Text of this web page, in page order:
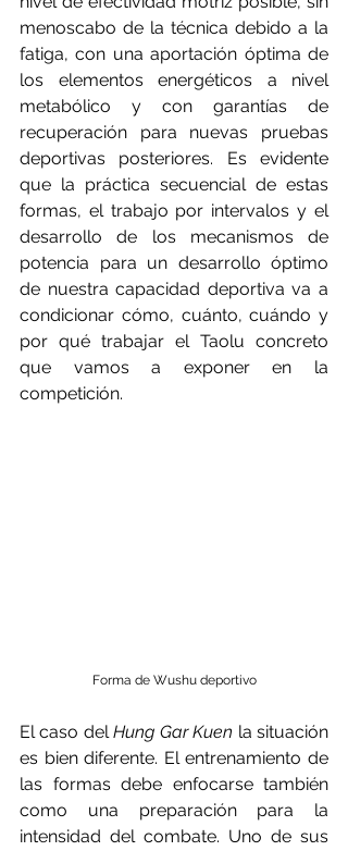
menoscabo de la técnica debido a la
fatiga, con una aportación óptima de
los elementos energéticos a nivel
metabólico y con garantías de
recuperación para nuevas pruebas
deportivas posteriores. Es evidente
que la práctica secuencial de estas
formas, el trabajo por intervalos y el
desarrollo de los mecanismos de
potencia para un desarrollo óptimo
de nuestra capacidad deportiva va a
condicionar cómo, cuánto, cuándo y
por qué trabajar el Taolu concreto
que vamos a exponer en la
competición.
Forma de Wushu deportivo
El caso del Hung Gar Kuen la situación
es bien diferente. El entrenamiento de
las formas debe enfocarse también
como una preparación para la
intensidad del combate. Uno de sus